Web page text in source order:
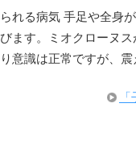
れる病気 手足や全身
ます。ミオクローヌ
意識は正常ですが、震